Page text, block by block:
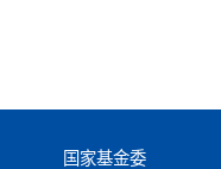
国家基金委